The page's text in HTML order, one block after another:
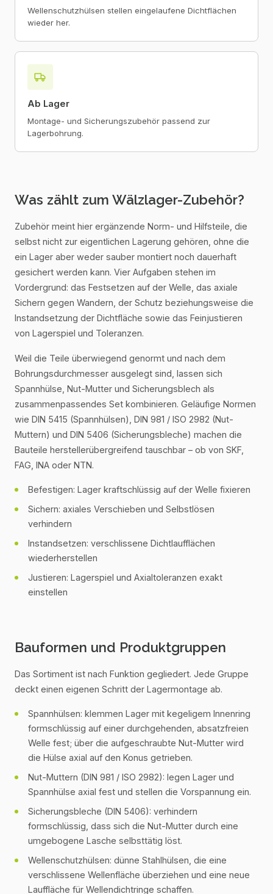
Wellenschutzhülsen stellen eingelaufene Dichtflächen
wieder her.
Ab Lager
Montage- und Sicherungszubehör passend zur
Lagerbohrung.
Was zählt zum Wälzlager-Zubehör?
Zubehör meint hier ergänzende Norm- und Hilfsteile, die
selbst nicht zur eigentlichen Lagerung gehören, ohne die
ein Lager aber weder sauber montiert noch dauerhaft
gesichert werden kann. Vier Aufgaben stehen im
Vordergrund: das Festsetzen auf der Welle, das axiale
Sichern gegen Wandern, der Schutz beziehungsweise die
Instandsetzung der Dichtfläche sowie das Feinjustieren
von Lagerspiel und Toleranzen.
Weil die Teile überwiegend genormt und nach dem
Bohrungsdurchmesser ausgelegt sind, lassen sich
Spannhülse, Nut-Mutter und Sicherungsblech als
zusammenpassendes Set kombinieren. Geläufige Normen
wie DIN 5415 (Spannhülsen), DIN 981 / ISO 2982 (Nut-
Muttern) und DIN 5406 (Sicherungsbleche) machen die
Bauteile herstellerübergreifend tauschbar – ob von SKF,
FAG, INA oder NTN.
Befestigen: Lager kraftschlüssig auf der Welle fixieren
Sichern: axiales Verschieben und Selbstlösen
verhindern
Instandsetzen: verschlissene Dichtlaufflächen
wiederherstellen
Justieren: Lagerspiel und Axialtoleranzen exakt
einstellen
Bauformen und Produktgruppen
Das Sortiment ist nach Funktion gegliedert. Jede Gruppe
deckt einen eigenen Schritt der Lagermontage ab.
Spannhülsen: klemmen Lager mit kegeligem Innenring
formschlüssig auf einer durchgehenden, absatzfreien
Welle fest; über die aufgeschraubte Nut-Mutter wird
die Hülse axial auf den Konus getrieben.
Nut-Muttern (DIN 981 / ISO 2982): legen Lager und
Spannhülse axial fest und stellen die Vorspannung ein.
Sicherungsbleche (DIN 5406): verhindern
formschlüssig, dass sich die Nut-Mutter durch eine
umgebogene Lasche selbsttätig löst.
Wellenschutzhülsen: dünne Stahlhülsen, die eine
verschlissene Wellenfläche überziehen und eine neue
Lauffläche für Wellendichtringe schaffen.